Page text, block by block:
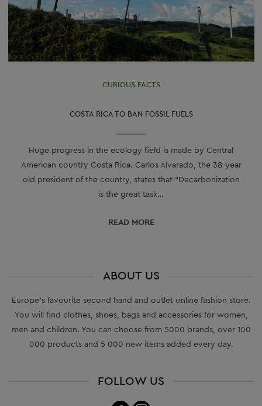
CURIOUS FACTS
COSTA RICA TO BAN FOSSIL FUELS
Huge progress in the ecology field is made by Central
American country Costa Rica. Carlos Alvarado, the 38-year
old president of the country, states that “Decarbonization
is the great task…
READ МORE
ABOUT US
Europe’s favourite second hand and outlet online fashion store.
You will find clothes, shoes, bags and accessories for women,
men and children. You can choose from 5000 brands, over 100
000 products and 5 000 new items added every day.
FOLLOW US